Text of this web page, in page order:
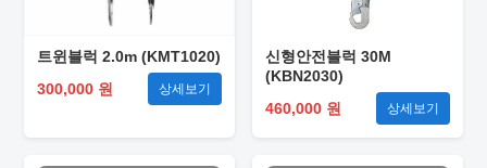
트윈블럭 2.0m (KMT1020)
300,000 원
상세보기
신형안전블럭 30M
(KBN2030)
460,000 원
상세보기